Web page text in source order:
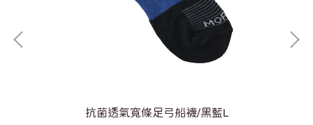
抗菌透氣寬條足弓船襪/黑藍L